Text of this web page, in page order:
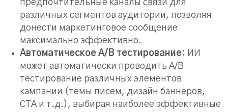
предпочтительные каналы связи для
различных сегментов аудитории, позволяя
донести маркетинговое сообщение
максимально эффективно.
Автоматическое A/B тестирование: ИИ
может автоматически проводить A/B
тестирование различных элементов
кампании (темы писем, дизайн баннеров,
CTA и т.д.), выбирая наиболее эффективные